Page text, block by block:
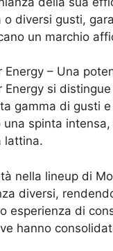
o diversi gusti,
un marchio
Energy – Una
Energy si
gamma di gusti
una spinta
lattina.
nella lineup di
diversi,
esperienza di
hanno